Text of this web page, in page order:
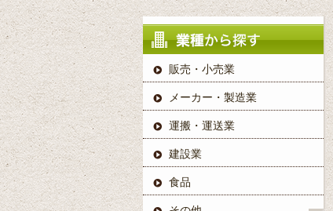
販売・小売業
メーカー・製造業
運搬・運送業
建設業
食品